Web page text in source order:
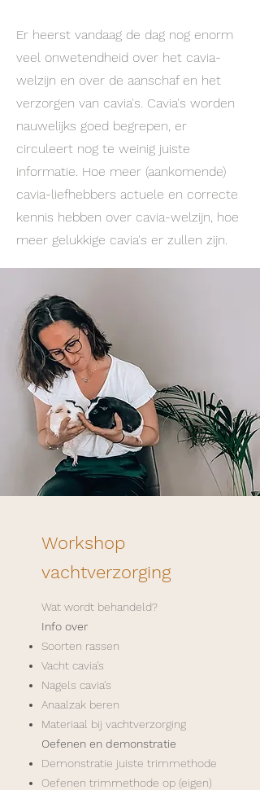
Er heerst vandaag de dag nog enorm
veel onwetendheid over het cavia-
welzijn en over de aanschaf en het
verzorgen van cavia's. Cavia's worden
nauwelijks goed begrepen, er
circuleert nog te weinig juiste
informatie. Hoe meer (aankomende)
cavia-liefhebbers actuele en correcte
kennis hebben over cavia-welzijn, hoe
meer gelukkige cavia's er zullen zijn.
Workshop
vachtverzorging
Wat wordt behandeld?
Info over
Soorten rassen
Vacht cavia's
Nagels cavia's
Anaalzak beren
Materiaal bij vachtverzorging
Oefenen en demonstratie
Demonstratie juiste trimmethode
Oefenen trimmethode op (eigen)